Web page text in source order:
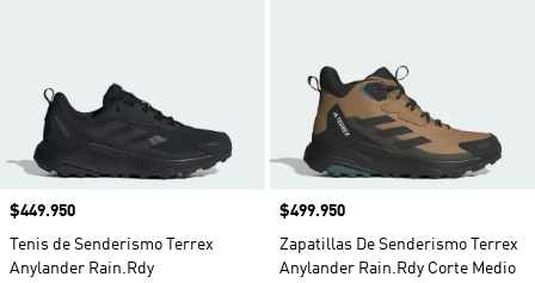
Precio
$449.950
Tenis de Senderismo Terrex
Anylander Rain.Rdy
Precio
$499.950
Zapatillas De Senderismo Terrex
Anylander Rain.Rdy Corte Medio